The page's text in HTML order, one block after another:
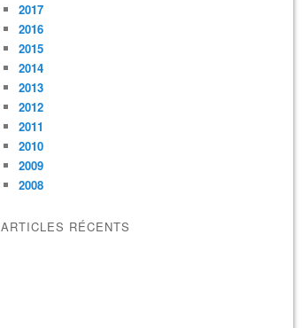
2017
2016
2015
2014
2013
2012
2011
2010
2009
2008
ARTICLES RÉCENTS